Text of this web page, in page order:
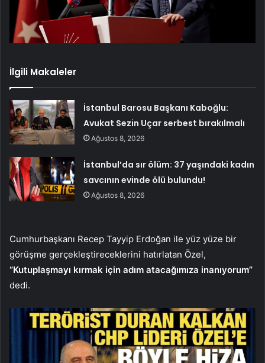
İlgili Makaleler
İstanbul Barosu Başkanı Kaboğlu:
Avukat Sezin Uçar serbest bırakılmalı
Ağustos 8, 2026
İstanbul’da sır ölüm: 37 yaşındaki kadın
savcının evinde ölü bulundu!
Ağustos 8, 2026
Cumhurbaşkanı Recep Tayyip Erdoğan ile yüz yüze bir
görüşme gerçekleştireceklerini hatırlatan Özel,
“Kutuplaşmayı kırmak için adım atacağımıza inanıyorum”
dedi.